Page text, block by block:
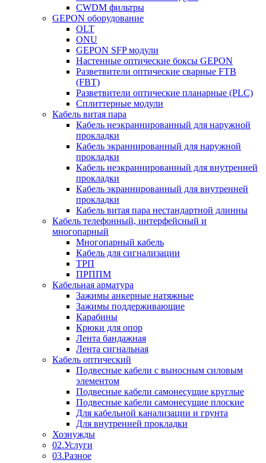
CWDM фильтры
GEPON оборудование
OLT
ONU
GEPON SFP модули
Настенные оптические боксы GEPON
Разветвители оптические сварные FTB
(FBT)
Разветвители оптические планарные (PLC)
Сплиттерные модули
Кабель витая пара
Кабель неэкраннированный для наружной
прокладки
Кабель экраннированный для наружной
прокладки
Кабель неэкраннированный для внутренней
прокладки
Кабель экраннированный для внутренней
прокладки
Кабель витая пара нестандартной длинны
Кабель телефонный, интерфейсный и
многопарный
Многопарный кабель
Кабель для сигнализации
ТРП
ПРППМ
Кабельная арматура
Зажимы анкерные натяжные
Зажимы поддерживающие
Карабины
Крюки для опор
Лента бандажная
Лента сигнальная
Кабель оптический
Подвесные кабели с выносным силовым
элементом
Подвесные кабели самонесущие круглые
Подвесные кабели самонесущие плоские
Для кабельной канализации и грунта
Для внутренней прокладки
Хознужды
02.Услуги
03.Разное